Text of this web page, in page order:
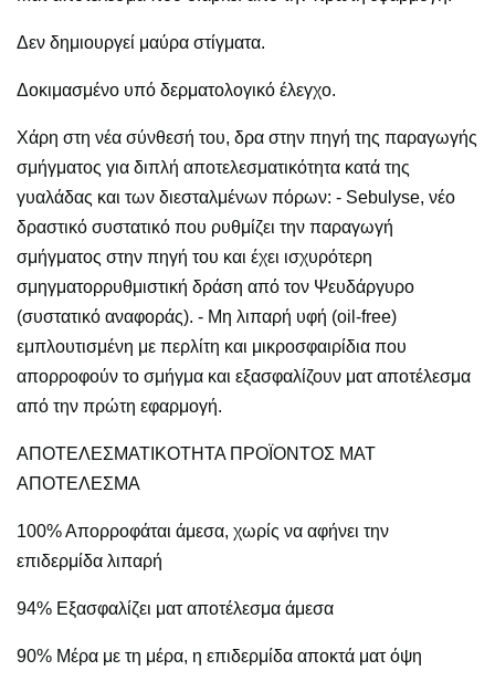
Δεν δημιουργεί μαύρα στίγματα.
Δοκιμασμένο υπό δερματολογικό έλεγχο.
Χάρη στη νέα σύνθεσή του, δρα στην πηγή της παραγωγής
σμήγματος για διπλή αποτελεσματικότητα κατά της
γυαλάδας και των διεσταλμένων πόρων: - Sebulyse, νέο
δραστικό συστατικό που ρυθμίζει την παραγωγή
σμήγματος στην πηγή του και έχει ισχυρότερη
σμηγματορρυθμιστική δράση από τον Ψευδάργυρο
(συστατικό αναφοράς). - Μη λιπαρή υφή (oil-free)
εμπλουτισμένη με περλίτη και μικροσφαιρίδια που
απορροφούν το σμήγμα και εξασφαλίζουν ματ αποτέλεσμα
από την πρώτη εφαρμογή.
ΑΠΟΤΕΛΕΣΜΑΤΙΚΟΤΗΤΑ ΠΡΟΪΟΝΤΟΣ ΜΑΤ
ΑΠΟΤΕΛΕΣΜΑ
100% Απορροφάται άμεσα, χωρίς να αφήνει την
επιδερμίδα λιπαρή
94% Εξασφαλίζει ματ αποτέλεσμα άμεσα
90% Μέρα με τη μέρα, η επιδερμίδα αποκτά ματ όψη